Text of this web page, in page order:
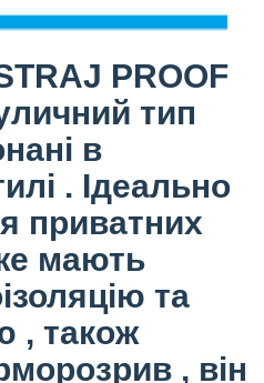
PROOF
тип
в
. Ідеально
приватних
мають
та
, також
, він